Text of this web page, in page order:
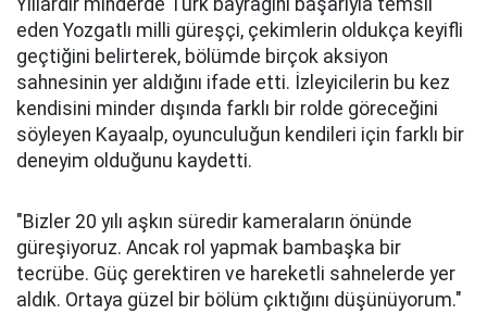
Yıllardır minderde Türk bayrağını başarıyla temsil
eden Yozgatlı milli güreşçi, çekimlerin oldukça keyifli
geçtiğini belirterek, bölümde birçok aksiyon
sahnesinin yer aldığını ifade etti. İzleyicilerin bu kez
kendisini minder dışında farklı bir rolde göreceğini
söyleyen Kayaalp, oyunculuğun kendileri için farklı bir
deneyim olduğunu kaydetti.
"Bizler 20 yılı aşkın süredir kameraların önünde
güreşiyoruz. Ancak rol yapmak bambaşka bir
tecrübe. Güç gerektiren ve hareketli sahnelerde yer
aldık. Ortaya güzel bir bölüm çıktığını düşünüyorum."